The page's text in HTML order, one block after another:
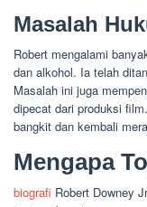
Masalah
Robert mengalami
dan alkohol. Ia telah
Masalah ini juga
dipecat dari produksi
bangkit dan kembali
Mengapa
biografi Robert Downey